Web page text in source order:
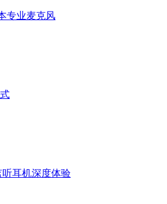
专业麦克风
听耳机深度体验